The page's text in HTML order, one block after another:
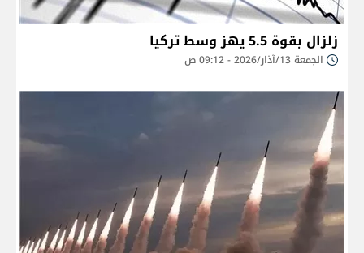
زلزال بقوة 5.5 يهز وسط تركيا
الجمعة 13/آذار/2026 - 09:12 ص